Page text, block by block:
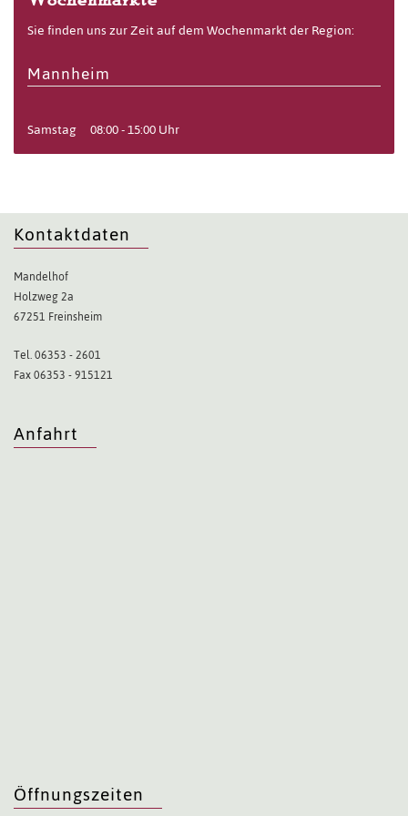
Sie finden uns zur Zeit auf dem Wochenmarkt der Region:
Mannheim
Samstag 08:00 - 15:00 Uhr
Kontaktdaten
Mandelhof
Holzweg 2a
67251 Freinsheim
Tel. 06353 - 2601
Fax 06353 - 915121
Anfahrt
Öffnungszeiten